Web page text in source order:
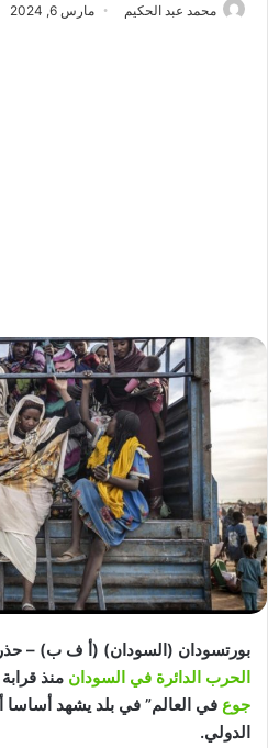
محمد عبد الحكيم مارس 6, 2024
بورتسودان (السودان) (أ ف ب) – حذر
الحرب الدائرة في السودان منذ قرابة 11 شهرا “قد تخلف
جوع في العالم” في بلد يشهد أساسا
الدولي.